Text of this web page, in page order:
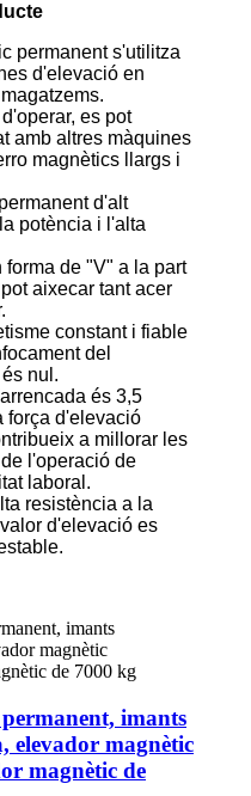
permanent s'utilitza
d'elevació en
es pot
amb altres màquines
magnètics llargs i
d'alt
potència i l'alta
forma de "V" a la part
aixecar tant acer
constant i fiable
del
nul.
és 3,5
força d'elevació
a millorar les
l'operació de
laboral.
resistència a la
d'elevació es
imants
elevador magnètic
magnètic de